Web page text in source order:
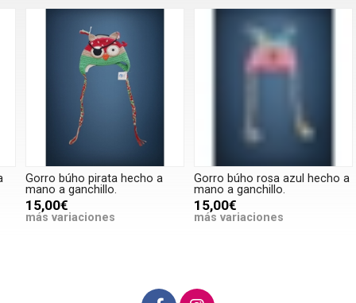
Gorro búho pirata hecho a
mano a ganchillo.
15,00€
más variaciones
Gorro búho rosa azul hecho a
mano a ganchillo.
15,00€
más variaciones